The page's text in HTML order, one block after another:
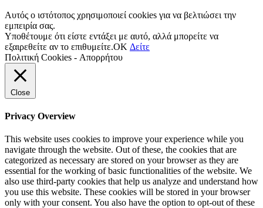
Αυτός ο ιστότοπος χρησιμοποιεί cookies για να βελτιώσει την
εμπειρία σας.
Υποθέτουμε ότι είστε εντάξει με αυτό, αλλά μπορείτε να
εξαιρεθείτε αν το επιθυμείτε.OK Δείτε
Πολιτική Cookies - Απορρήτου
Close
Privacy Overview
This website uses cookies to improve your experience while you
navigate through the website. Out of these, the cookies that are
categorized as necessary are stored on your browser as they are
essential for the working of basic functionalities of the website. We
also use third-party cookies that help us analyze and understand how
you use this website. These cookies will be stored in your browser
only with your consent. You also have the option to opt-out of these